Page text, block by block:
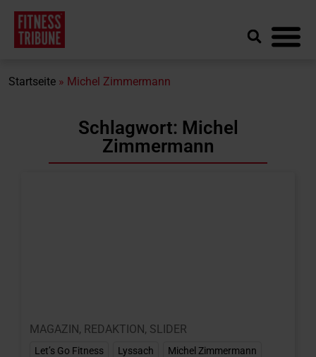
Startseite » Michel Zimmermann
Schlagwort: Michel
Zimmermann
MAGAZIN, REDAKTION, SLIDER
Let’s Go Fitness Lyssach
Michel Zimmermann